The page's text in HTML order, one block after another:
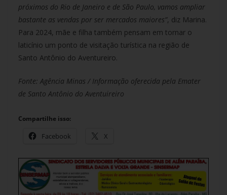
próximos do Rio de Janeiro e de São Paulo, vamos ampliar
bastante as vendas por ser mercados maiores”, diz Marina.
Para 2024, mãe e filha também pensam em tornar o
laticínio um ponto de visitação turística na região de
Santo Antônio do Aventureiro.
Fonte: Agência Minas / Informação oferecida pela Emater
de Santo Antônio do Aventuireiro
Compartilhe isso:
Facebook X